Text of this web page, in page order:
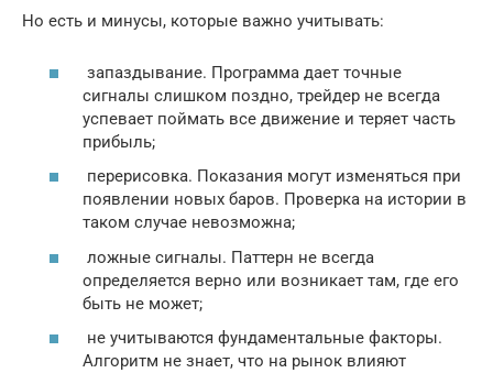
Но есть и минусы, которые важно учитывать:
запаздывание. Программа дает точные
сигналы слишком поздно, трейдер не всегда
успевает поймать все движение и теряет часть
прибыль;
перерисовка. Показания могут изменяться при
появлении новых баров. Проверка на истории в
таком случае невозможна;
ложные сигналы. Паттерн не всегда
определяется верно или возникает там, где его
быть не может;
не учитываются фундаментальные факторы.
Алгоритм не знает, что на рынок влияют